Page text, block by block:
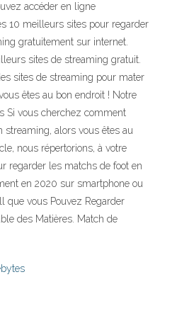
accéder en ligne
10 meilleurs sites pour regarder
gratuitement sur internet.
sites de streaming gratuit.
sites de streaming pour mater
êtes au bon endroit ! Notre
Si vous cherchez comment
streaming, alors vous êtes au
nous répertorions, à votre
regarder les matchs de foot en
en 2020 sur smartphone ou
que vous Pouvez Regarder
des Matières. Match de